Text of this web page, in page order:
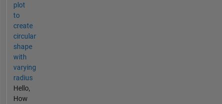
plot
to
create
circular
shape
with
varying
radius
Hello,
How